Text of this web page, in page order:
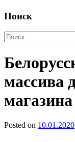
Поиск
массива
Posted on 10.01.2020